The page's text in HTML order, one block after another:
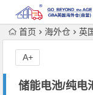
首页 海外仓 英
储能电池/纯电
A+